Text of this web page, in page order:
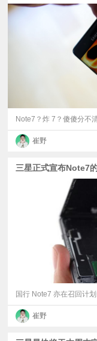
Note7？炸 7？傻傻分不清
崔野
三星正式宣布Note7
国行 Note7 亦在召回计划
崔野